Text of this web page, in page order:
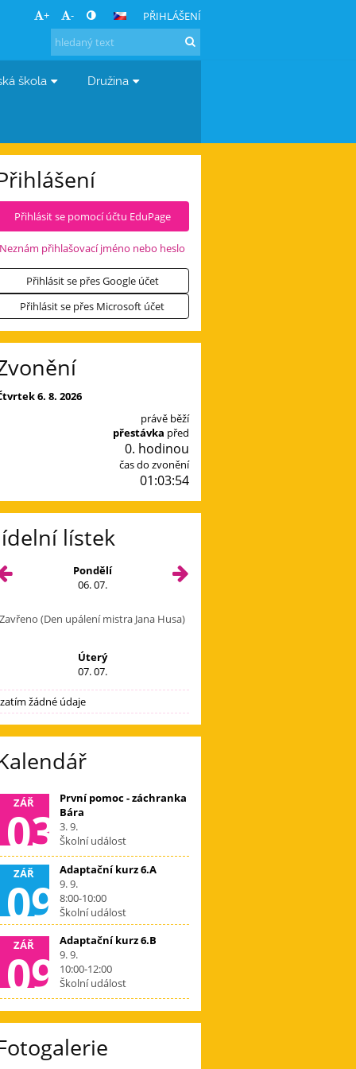
+ - PŘIHLÁŠENÍ
škola Družina
Přihlásit se pomocí účtu EduPage
Neznám přihlašovací jméno nebo heslo
Přihlásit se přes Google účet
Přihlásit se přes Microsoft účet
6. 8. 2026
právě běží
přestávka před
0. hodinou
čas do zvonění
01:03:53
lístek
Pondělí
06. 07.
Zavřeno (Den upálení mistra Jana Husa)
Úterý
07. 07.
zatím žádné údaje
ZÁŘ
03
První pomoc - záchranka
Bára
3. 9.
Školní událost
ZÁŘ
09
Adaptační kurz 6.A
9. 9.
8:00-10:00
Školní událost
ZÁŘ
09
Adaptační kurz 6.B
9. 9.
10:00-12:00
Školní událost